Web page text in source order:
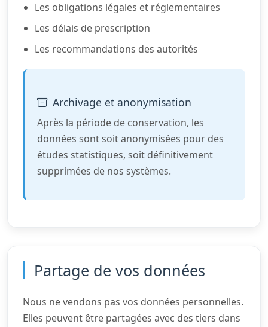
Les obligations légales et réglementaires
Les délais de prescription
Les recommandations des autorités
Archivage et anonymisation
Après la période de conservation, les
données sont soit anonymisées pour des
études statistiques, soit définitivement
supprimées de nos systèmes.
Partage de vos données
Nous ne vendons pas vos données personnelles.
Elles peuvent être partagées avec des tiers dans